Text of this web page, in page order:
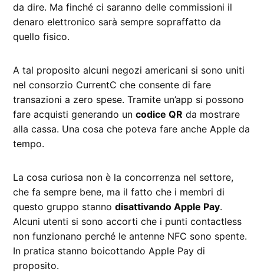
da dire. Ma finché ci saranno delle commissioni il
denaro elettronico sarà sempre sopraffatto da
quello fisico.
A tal proposito alcuni negozi americani si sono uniti
nel consorzio CurrentC che consente di fare
transazioni a zero spese. Tramite un’app si possono
fare acquisti generando uncodice QR da mostrare
alla cassa. Una cosa che poteva fare anche Apple da
tempo.
La cosa curiosa non è la concorrenza nel settore,
che fa sempre bene, ma il fatto che i membri di
questo gruppo stannodisattivando Apple Pay.
Alcuni utenti si sono accorti che i punti contactless
non funzionano perché le antenne NFC sono spente.
In pratica stanno boicottando Apple Pay di
proposito.